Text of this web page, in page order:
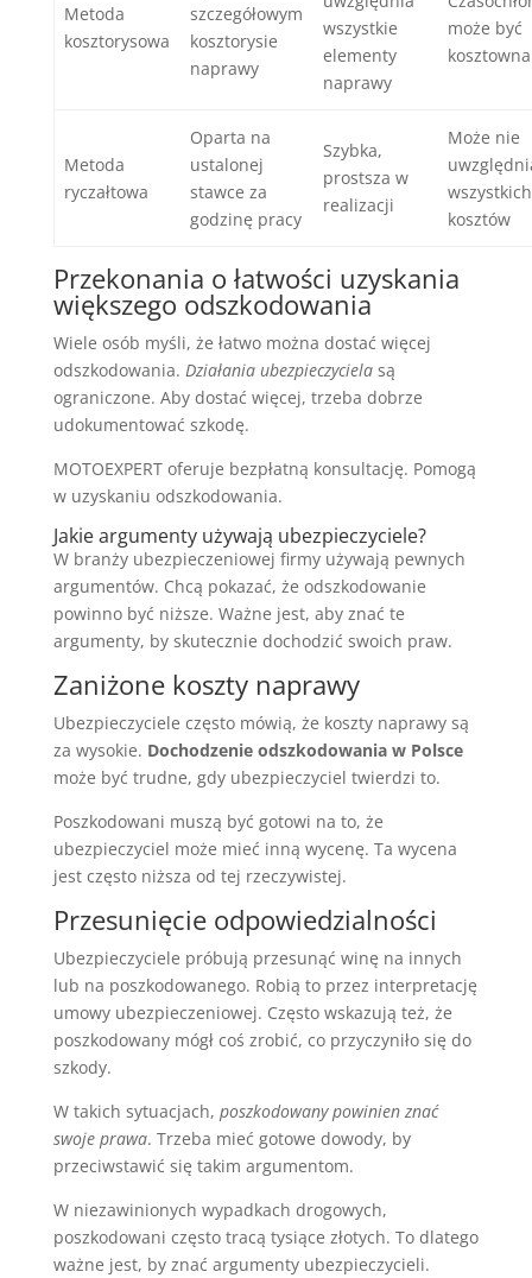
Metoda
kosztorysowa
szczegółowym
kosztorysie
naprawy
wszystkie
elementy
naprawy
może być
kosztowna
Metoda
ryczałtowa
Oparta na
ustalonej
stawce za
godzinę pracy
Szybka,
prostsza w
realizacji
Może nie
wszystkich
kosztów
Przekonania o łatwości uzyskania
większego odszkodowania
Wiele osób myśli, że łatwo można dostać więcej
odszkodowania. Działania ubezpieczycielasą
ograniczone. Aby dostać więcej, trzeba dobrze
udokumentować szkodę.
MOTOEXPERT oferuje bezpłatną konsultację. Pomogą
w uzyskaniu odszkodowania.
Jakie argumenty używają ubezpieczyciele?
W branży ubezpieczeniowej firmy używają pewnych
argumentów. Chcą pokazać, że odszkodowanie
powinno być niższe. Ważne jest, aby znać te
argumenty, by skutecznie dochodzić swoich praw.
Zaniżone koszty naprawy
Ubezpieczyciele często mówią, że koszty naprawy są
za wysokie. Dochodzenie odszkodowania w Polsce
może być trudne, gdy ubezpieczyciel twierdzi to.
Poszkodowani muszą być gotowi na to, że
ubezpieczyciel może mieć inną wycenę. Ta wycena
jest często niższa od tej rzeczywistej.
Przesunięcie odpowiedzialności
Ubezpieczyciele próbują przesunąć winę na innych
lub na poszkodowanego. Robią to przez interpretację
umowy ubezpieczeniowej. Często wskazują też, że
poszkodowany mógł coś zrobić, co przyczyniło się do
szkody.
W takich sytuacjach, poszkodowany powinien znać
swoje prawa. Trzeba mieć gotowe dowody, by
przeciwstawić się takim argumentom.
W niezawinionych wypadkach drogowych,
poszkodowani często tracą tysiące złotych. To dlatego
ważne jest, by znać argumenty ubezpieczycieli.